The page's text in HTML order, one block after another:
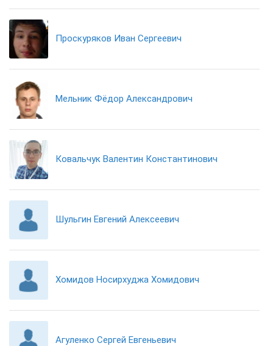
Проскуряков Иван Сергеевич
Мельник Фёдор Александрович
Ковальчук Валентин Константинович
Шульгин Евгений Алексеевич
Хомидов Носирхуджа Хомидович
Агуленко Сергей Евгеньевич